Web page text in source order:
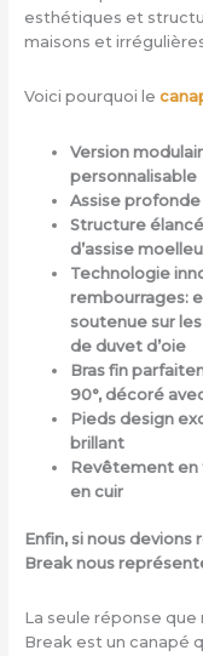
esthétiques et
maisons et
Voici pourquoi le
Version
personnalisable
Assise
Structure
d’assise
Technologie
rembourrages:
soutenue sur
de duvet d’oie
Bras fin
90°, décoré
Pieds design
brillant
Revêtement en
en cuir
Enfin, si nous
Break nous
La seule réponse que
Break est un canapé